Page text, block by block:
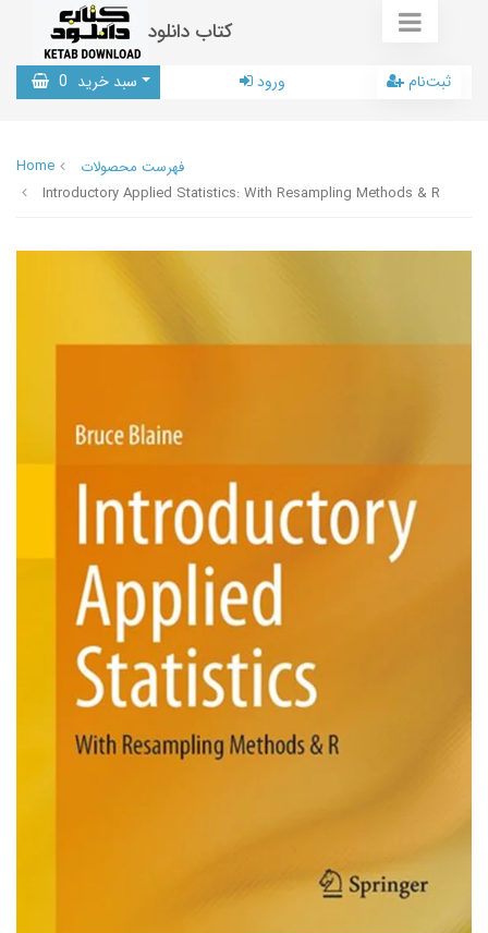
کتاب دانلود
سبد خرید 0 ورود ثبت‌نام
Home
فهرست محصولات
Introductory Applied Statistics: With Resampling Methods & R